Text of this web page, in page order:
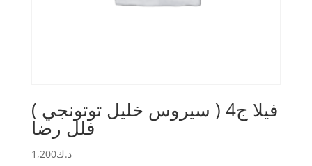
فيلا ج4 ( سيروس خليل توتونجي )
فلل رضا
د.ك1,200